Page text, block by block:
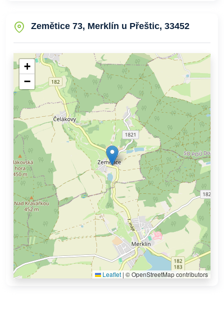
Zemětice 73, Merklín u Přeštic, 33452
+
−
Leaflet | © OpenStreetMap contributors